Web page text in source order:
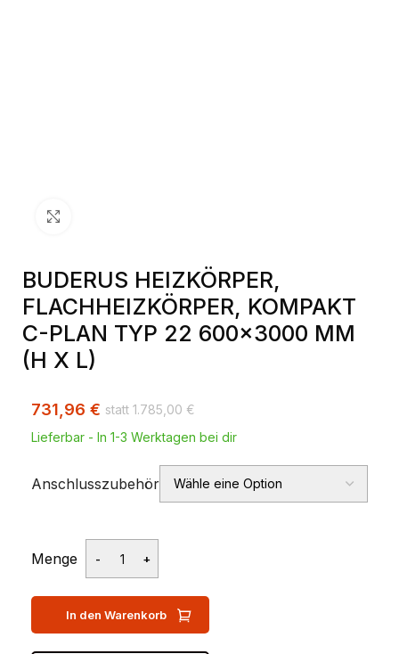
BUDERUS HEIZKÖRPER,
FLACHHEIZKÖRPER, KOMPAKT
C-PLAN TYP 22 600×3000 MM
(H X L)
1.785,00 €
731,96 €
Lieferbar - In 1-3 Werktagen bei dir
Anschlusszubehör
Menge
In den Warenkorb